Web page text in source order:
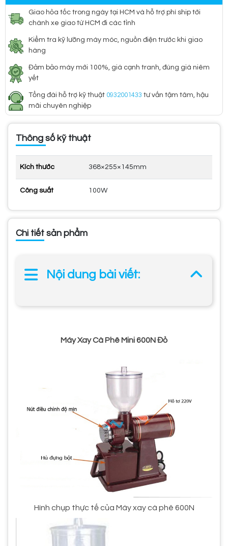
Giao hỏa tốc trong ngày tại HCM và hỗ trợ phí ship tới
chành xe giao từ HCM đi các tỉnh
Kiểm tra kỹ lưỡng máy móc, nguồn điện trước khi giao
hàng
Đảm bảo máy mới 100%, giá cạnh tranh, đúng giá niêm
yết
Tổng đài hỗ trợ kỹ thuật 0932001433 tư vấn tậm tâm, hậu
mãi chuyên nghiệp
Thông số kỹ thuật
Kích thước 368×255×145mm
Công suất 100W
Chi tiết sản phẩm
Nội dung bài viết:
Máy Xay Cà Phê Mini 600N Đỏ
Hình chụp thực tế của Máy xay cà phê 600N